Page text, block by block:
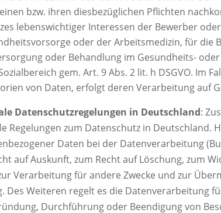
bzw. ihren diesbezüglichen Pflichten
lebenswichtiger Interessen der Bewerber
oder der Arbeitsmedizin, für die
oder Behandlung im Gesundheits-
gem. Art. 9 Abs. 2 lit. h DSGVO. Im
von Daten, erfolgt deren Verarbeitung auf
Datenschutzregelungen in Deutschland:
Regelungen zum Datenschutz in Deutschland.
Daten bei der Datenverarbeitung
auf Auskunft, zum Recht auf Löschung, zum
Verarbeitung für andere Zwecke und zur
Des Weiteren regelt es die Datenverarbeitung
Durchführung oder Beendigung von